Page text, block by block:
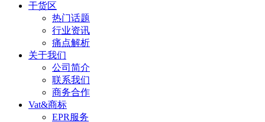
干货区
热门话题
行业资讯
痛点解析
关于我们
公司简介
联系我们
商务合作
Vat&商标
EPR服务